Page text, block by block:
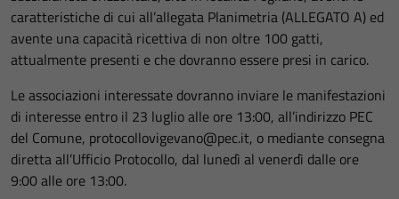
caratteristiche di cui all’allegata Planimetria (ALLEGATO A) ed
avente una capacità ricettiva di non oltre 100 gatti,
attualmente presenti e che dovranno essere presi in carico.
Le associazioni interessate dovranno inviare le manifestazioni
di interesse entro il 23 luglio alle ore 13:00, all’indirizzo PEC
del Comune, protocollovigevano@pec.it, o mediante consegna
diretta all’Ufficio Protocollo, dal lunedì al venerdì dalle ore
9:00 alle ore 13:00.